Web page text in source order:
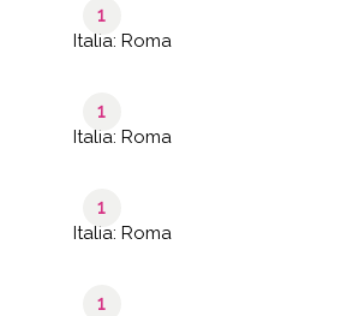
1
Italia: Roma
1
Italia: Roma
1
Italia: Roma
1